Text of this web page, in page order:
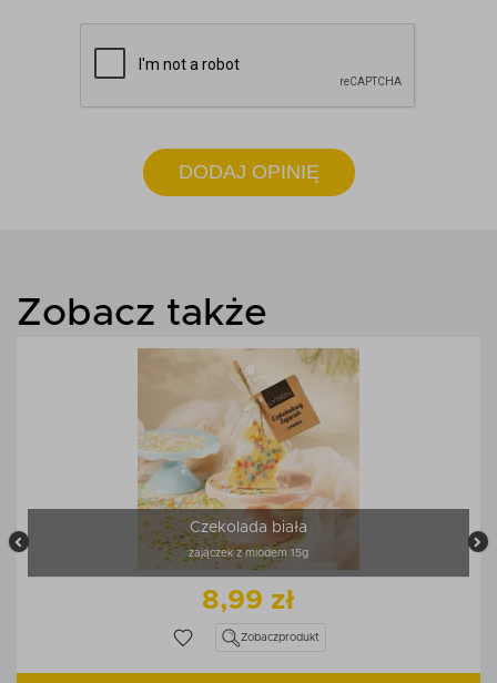
DODAJ OPINIĘ
Zobacz także
Czekolada biała
zajączek z miodem 15g
8,99 zł
Zobaczprodukt